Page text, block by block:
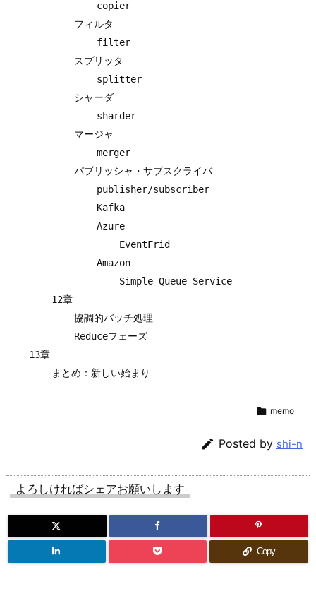
                copier
            フィルタ
                filter
            スプリッタ
                splitter
            シャーダ
                sharder
            マージャ
                merger
            パブリッシャ・サブスクライバ
                publisher/subscriber
                Kafka
                Azure
                    EventFrid
                Amazon
                    Simple Queue Service
        12章
            協調的バッチ処理
            Reduceフェーズ
    13章
 memo
 Posted by shi-n
よろしければシェアお願いします
Copy